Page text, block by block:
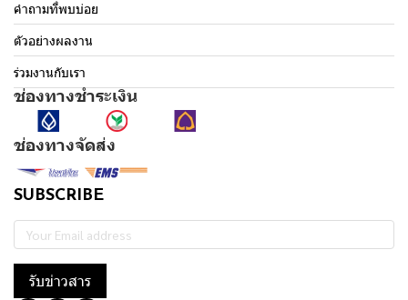
คำถามที่พบบ่อย
ตัวอย่างผลงาน
ร่วมงานกับเรา
ช่องทางชำระเงิน
ช่องทางจัดส่ง
SUBSCRIBE
รับข่าวสาร